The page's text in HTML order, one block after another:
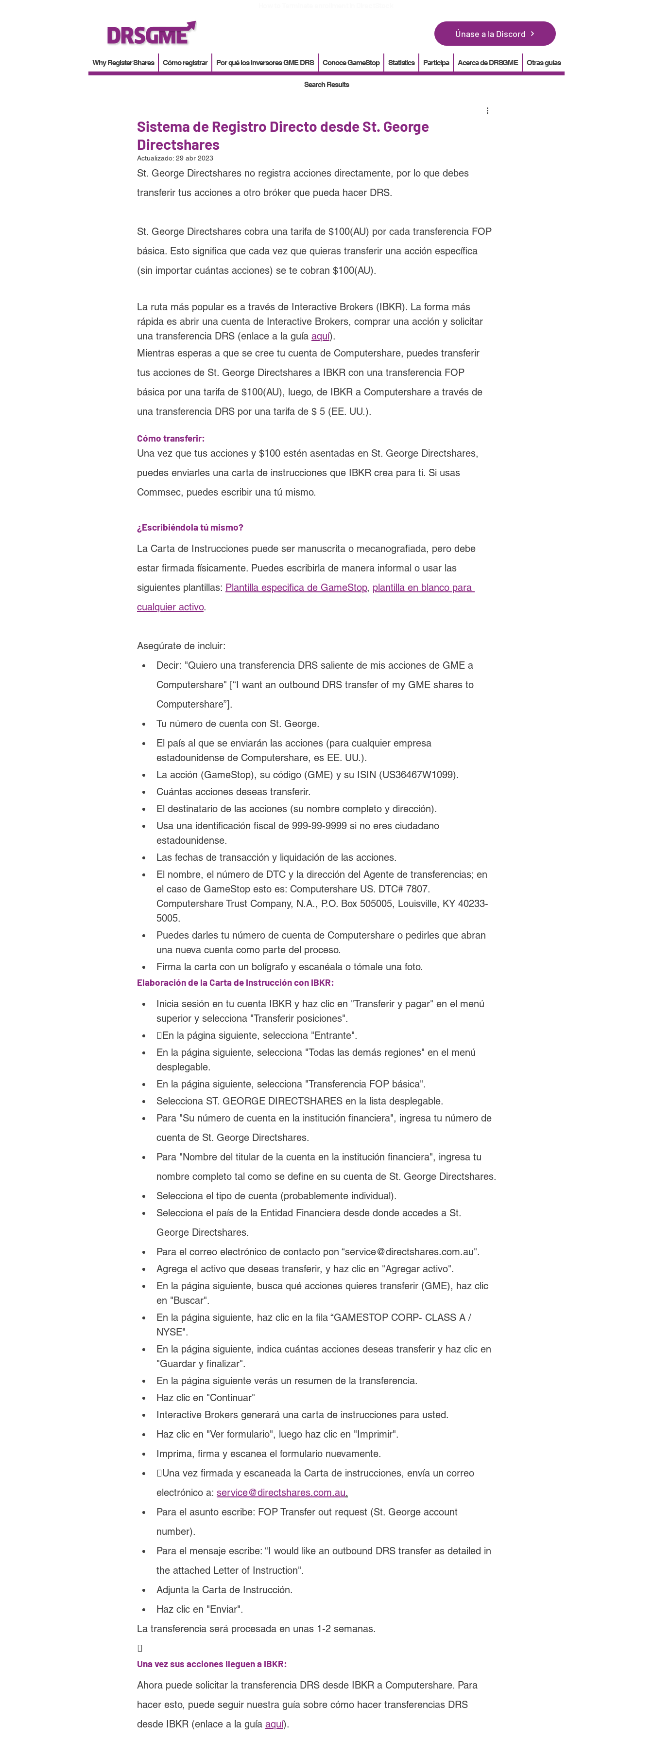
Únase a la Discord
Why Register Shares Cómo registrar Por qué los inversores GME DRS Conoce GameStop Statistics Participa Acerca de DRSGME Otras guías
Search Results
Sistema de Registro Directo desde St. George
Directshares
Actualizado: 29 abr 2023
St. George Directshares no registra acciones directamente, por lo que debes
transferir tus acciones a otro bróker que pueda hacer DRS.
St. George Directshares cobra una tarifa de $100(AU) por cada transferencia FOP
básica. Esto significa que cada vez que quieras transferir una acción específica
(sin importar cuántas acciones) se te cobran $100(AU).
La ruta más popular es a través de Interactive Brokers (IBKR). La forma más
rápida es abrir una cuenta de Interactive Brokers, comprar una acción y solicitar
una transferencia DRS (enlace a la guía aquí).
Mientras esperas a que se cree tu cuenta de Computershare, puedes transferir
tus acciones de St. George Directshares a IBKR con una transferencia FOP
básica por una tarifa de $100(AU), luego, de IBKR a Computershare a través de
una transferencia DRS por una tarifa de $ 5 (EE. UU.).
Cómo transferir:
Una vez que tus acciones y $100 estén asentadas en St. George Directshares,
puedes enviarles una carta de instrucciones que IBKR crea para ti. Si usas
Commsec, puedes escribir una tú mismo.
¿Escribiéndola tú mismo?
La Carta de Instrucciones puede ser manuscrita o mecanografiada, pero debe
estar firmada físicamente. Puedes escribirla de manera informal o usar las
siguientes plantillas: Plantilla especifica de GameStop, plantilla en blanco para
cualquier activo.
Asegúrate de incluir:
Decir: "Quiero una transferencia DRS saliente de mis acciones de GME a
Computershare" [“I want an outbound DRS transfer of my GME shares to
Computershare”].
Tu número de cuenta con St. George.
El país al que se enviarán las acciones (para cualquier empresa
estadounidense de Computershare, es EE. UU.).
La acción (GameStop), su código (GME) y su ISIN (US36467W1099).
Cuántas acciones deseas transferir.
El destinatario de las acciones (su nombre completo y dirección).
Usa una identificación fiscal de 999-99-9999 si no eres ciudadano
estadounidense.
Las fechas de transacción y liquidación de las acciones.
El nombre, el número de DTC y la dirección del Agente de transferencias; en
el caso de GameStop esto es: Computershare US. DTC# 7807.
Computershare Trust Company, N.A., P.O. Box 505005, Louisville, KY 40233-
5005.
Puedes darles tu número de cuenta de Computershare o pedirles que abran
una nueva cuenta como parte del proceso.
Firma la carta con un bolígrafo y escanéala o tómale una foto.
Elaboración de la Carta de Instrucción con IBKR:
Inicia sesión en tu cuenta IBKR y haz clic en "Transferir y pagar" en el menú
superior y selecciona "Transferir posiciones".
En la página siguiente, selecciona "Entrante".
En la página siguiente, selecciona "Todas las demás regiones" en el menú
desplegable.
En la página siguiente, selecciona "Transferencia FOP básica".
Selecciona ST. GEORGE DIRECTSHARES en la lista desplegable.
Para "Su número de cuenta en la institución financiera", ingresa tu número de
cuenta de St. George Directshares.
Para "Nombre del titular de la cuenta en la institución financiera", ingresa tu
nombre completo tal como se define en su cuenta de St. George Directshares.
Selecciona el tipo de cuenta (probablemente individual).
Selecciona el país de la Entidad Financiera desde donde accedes a St.
George Directshares.
Para el correo electrónico de contacto pon “service@directshares.com.au".
Agrega el activo que deseas transferir, y haz clic en "Agregar activo".
En la página siguiente, busca qué acciones quieres transferir (GME), haz clic
en "Buscar".
En la página siguiente, haz clic en la fila “GAMESTOP CORP- CLASS A /
NYSE".
En la página siguiente, indica cuántas acciones deseas transferir y haz clic en
"Guardar y finalizar".
En la página siguiente verás un resumen de la transferencia.
Haz clic en "Continuar"
Interactive Brokers generará una carta de instrucciones para usted.
Haz clic en "Ver formulario", luego haz clic en "Imprimir".
Imprima, firma y escanea el formulario nuevamente.
Una vez firmada y escaneada la Carta de instrucciones, envía un correo
electrónico a: service@directshares.com.au.
Para el asunto escribe: FOP Transfer out request (St. George account
number).
Para el mensaje escribe: “I would like an outbound DRS transfer as detailed in
the attached Letter of Instruction".
Adjunta la Carta de Instrucción.
Haz clic en "Enviar".
La transferencia será procesada en unas 1-2 semanas.

Una vez sus acciones lleguen a IBKR:
Ahora puede solicitar la transferencia DRS desde IBKR a Computershare. Para
hacer esto, puede seguir nuestra guía sobre cómo hacer transferencias DRS
desde IBKR (enlace a la guía aquí).